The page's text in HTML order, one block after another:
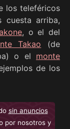
los teleféricos
cuesta arriba,
, o el del
Takao (de
o el monte
de los
sin anuncios
por nosotros y